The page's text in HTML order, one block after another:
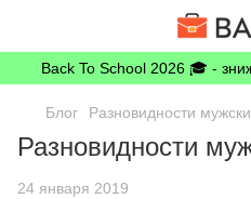
Back To School 2026 🎓 -
Блог Разновидности
Разновидности
24 января 2019